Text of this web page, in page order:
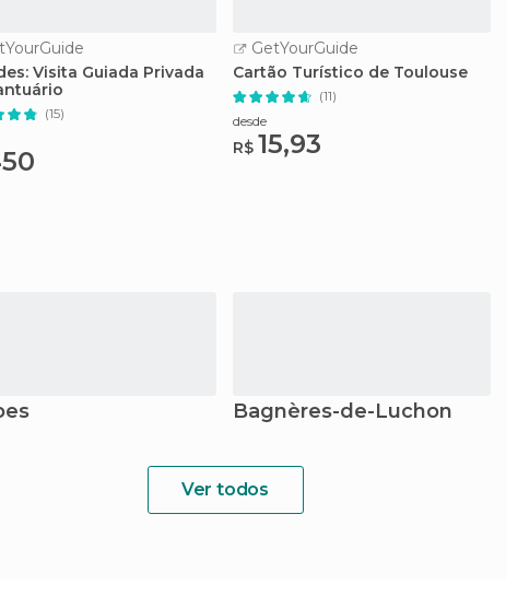
Visita Guiada Privada
(15)
GetYourGuide
Cartão Turístico de Toulouse
(11)
desde
R$ 15,93
Bagnères-de-Luchon
Ver todos